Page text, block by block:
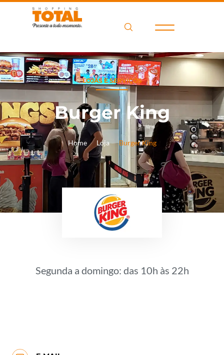
LOJAS E SERVIÇOS
Burger King
Home Loja Burger King
Segunda a domingo: das 10h às 22h